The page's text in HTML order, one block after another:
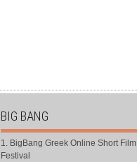
BIG BANG
1. BigBang Greek Online Short Film
Festival